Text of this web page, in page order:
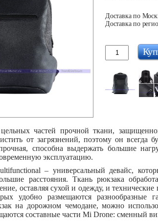
Доставка по
Доставка по
частей прочной ткани,
от загрязнений, поэтому он всегда
способна выдержать большие
эксплуатацию.
– универсальный девайс,
расстояния. Ткань рюкзака
оставляя сухой и одежду, и
удобно размещаются
на дорожном чемодане, можно
составные части Mi Drone: сменный